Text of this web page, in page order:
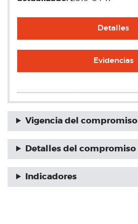
Detalles
Evidencias
Vigencia del compromiso
Detalles del compromiso
Indicadores